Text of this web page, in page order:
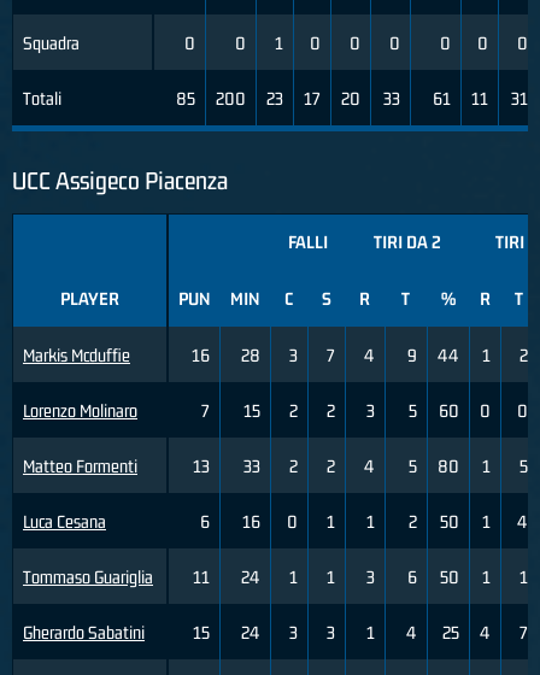
Squadra
Totali
0 0 1 0 0 0 0 0 0
85 200 23 17 20 33 61 11 31
UCC Assigeco Piacenza
PLAYER
Markis Mcduffie
Lorenzo Molinaro
Matteo Formenti
Luca Cesana
Tommaso Guariglia
Gherardo Sabatini
FALLI TIRI DA 2 TIRI
PUN MIN C S R T % R T
16 28 3 7 4 9 44 1 2
7 15 2 2 3 5 60 0 0
13 33 2 2 4 5 80 1 5
6 16 0 1 1 2 50 1 4
11 24 1 1 3 6 50 1 1
15 24 3 3 1 4 25 4 7